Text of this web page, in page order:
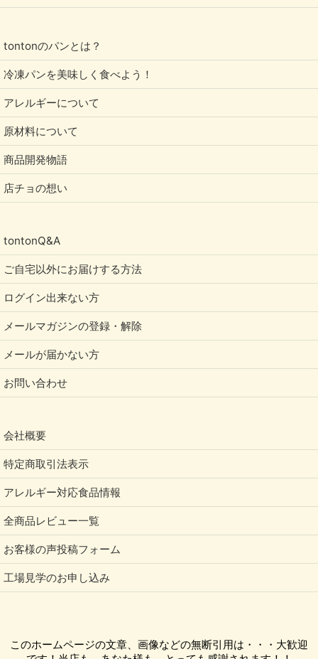
tontonのパンとは？
冷凍パンを美味しく食べよう！
アレルギーについて
原材料について
商品開発物語
店チョの想い
tontonQ&A
ご自宅以外にお届けする方法
ログイン出来ない方
メールマガジンの登録・解除
メールが届かない方
お問い合わせ
会社概要
特定商取引法表示
アレルギー対応食品情報
全商品レビュー一覧
お客様の声投稿フォーム
工場見学のお申し込み
このホームページの文章、画像などの無断引用は・・・大歓迎